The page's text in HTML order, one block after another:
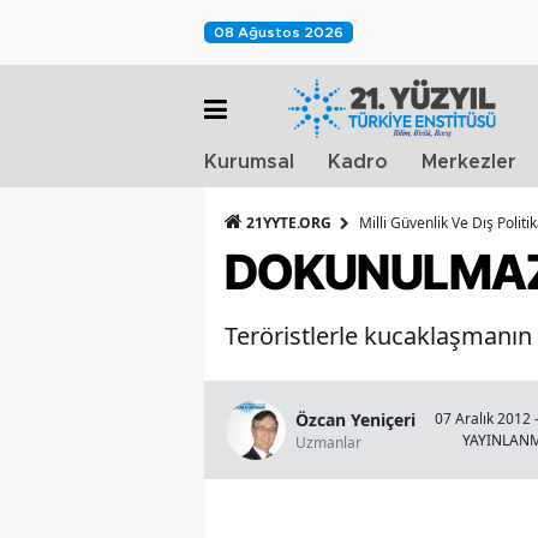
08 Ağustos 2026
Kurumsal Kadro Merkezler
21YYTE.ORG Milli Güvenlik Ve Dış
Teröristlerle
Özcan Yeniçeri
Uzmanlar
07 Aralık 2012